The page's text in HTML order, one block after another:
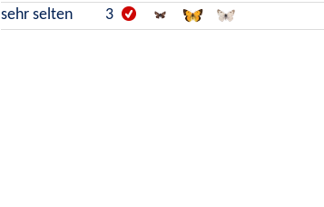
sehr selten
3